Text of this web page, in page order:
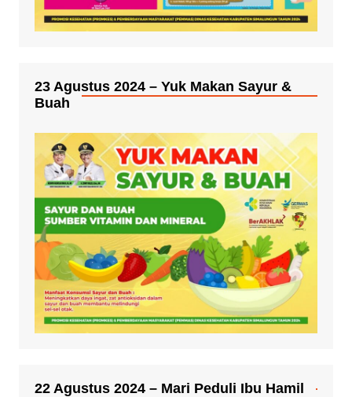
23 Agustus 2024 – Yuk Makan Sayur &
Buah
22 Agustus 2024 – Mari Peduli Ibu Hamil